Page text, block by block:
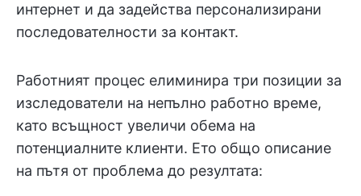
интернет и да задейства персонализирани
последователности за контакт.
Работният процес елиминира три позиции за
изследователи на непълно работно време,
като всъщност увеличи обема на
потенциалните клиенти. Ето общо описание
на пътя от проблема до резултата: